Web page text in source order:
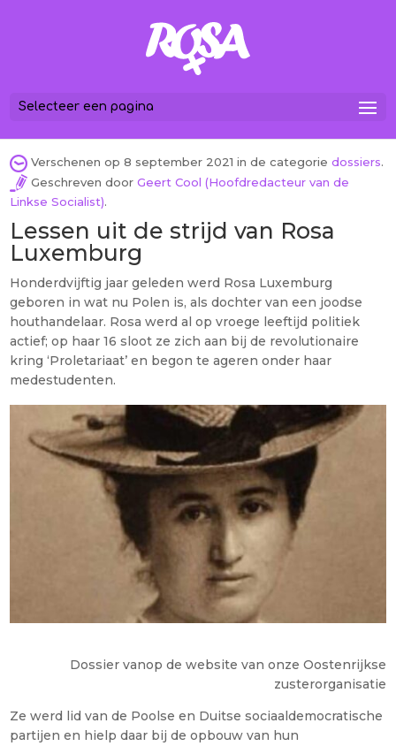
Selecteer een pagina
Verschenen op 8 september 2021 in de categoriedossiers.
Geschreven doorGeert Cool (Hoofdredacteur van de
Linkse Socialist).
Lessen uit de strijd van Rosa
Luxemburg
Honderdvijftig jaar geleden werd Rosa Luxemburg
geboren in wat nu Polen is, als dochter van een joodse
houthandelaar. Rosa werd al op vroege leeftijd politiek
actief; op haar 16 sloot ze zich aan bij de revolutionaire
kring ‘Proletariaat’ en begon te ageren onder haar
medestudenten.
Dossier vanop de website van onze Oostenrijkse
zusterorganisatie
Ze werd lid van de Poolse en Duitse sociaaldemocratische
partijen en hielp daar bij de opbouw van hun